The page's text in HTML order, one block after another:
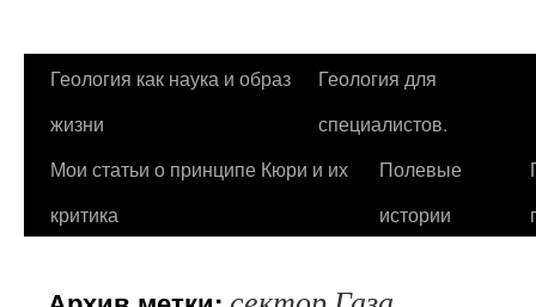
Перейти
содержимому
Геология как наука и образ
жизни
Геология для
специалистов.
Мои статьи о принципе Кюри и их
критика
Полевые
истории